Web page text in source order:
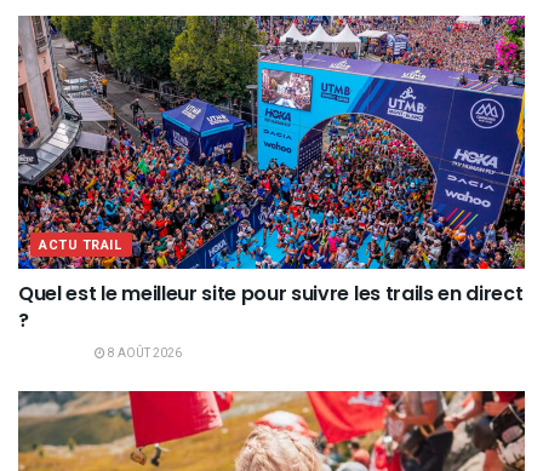
ACTU TRAIL
Quel est le meilleur site pour suivre les trails en direct
?
8 AOÛT 2026